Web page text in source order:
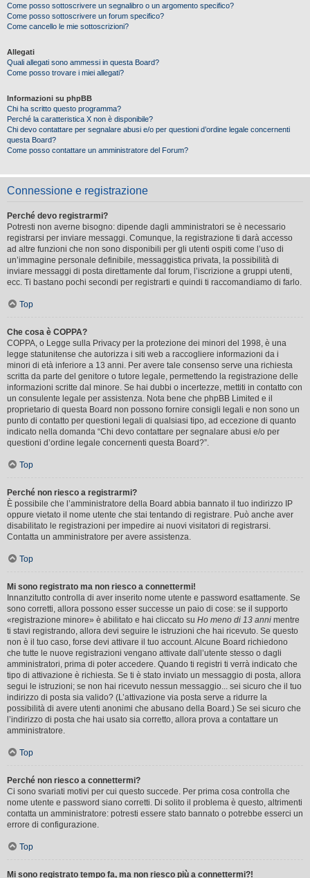
Come posso sottoscrivere un segnalibro o un argomento specifico?
Come posso sottoscrivere un forum specifico?
Come cancello le mie sottoscrizioni?
Allegati
Quali allegati sono ammessi in questa Board?
Come posso trovare i miei allegati?
Informazioni su phpBB
Chi ha scritto questo programma?
Perché la caratteristica X non è disponibile?
Chi devo contattare per segnalare abusi e/o per questioni d’ordine legale concernenti
questa Board?
Come posso contattare un amministratore del Forum?
Connessione e registrazione
Perché devo registrarmi?
Potresti non averne bisogno: dipende dagli amministratori se è necessario
registrarsi per inviare messaggi. Comunque, la registrazione ti darà accesso
ad altre funzioni che non sono disponibili per gli utenti ospiti come l’uso di
un’immagine personale definibile, messaggistica privata, la possibilità di
inviare messaggi di posta direttamente dal forum, l’iscrizione a gruppi utenti,
ecc. Ti bastano pochi secondi per registrarti e quindi ti raccomandiamo di farlo.
Top
Che cosa è COPPA?
COPPA, o Legge sulla Privacy per la protezione dei minori del 1998, è una
legge statunitense che autorizza i siti web a raccogliere informazioni da i
minori di età inferiore a 13 anni. Per avere tale consenso serve una richiesta
scritta da parte del genitore o tutore legale, permettendo la registrazione delle
informazioni scritte dal minore. Se hai dubbi o incertezze, mettiti in contatto con
un consulente legale per assistenza. Nota bene che phpBB Limited e il
proprietario di questa Board non possono fornire consigli legali e non sono un
punto di contatto per questioni legali di qualsiasi tipo, ad eccezione di quanto
indicato nella domanda “Chi devo contattare per segnalare abusi e/o per
questioni d’ordine legale concernenti questa Board?”.
Top
Perché non riesco a registrarmi?
È possibile che l’amministratore della Board abbia bannato il tuo indirizzo IP
oppure vietato il nome utente che stai tentando di registrare. Può anche aver
disabilitato le registrazioni per impedire ai nuovi visitatori di registrarsi.
Contatta un amministratore per avere assistenza.
Top
Mi sono registrato ma non riesco a connettermi!
Innanzitutto controlla di aver inserito nome utente e password esattamente. Se
sono corretti, allora possono esser successe un paio di cose: se il supporto
«registrazione minore» è abilitato e hai cliccato su Ho meno di 13 anni mentre
ti stavi registrando, allora devi seguire le istruzioni che hai ricevuto. Se questo
non è il tuo caso, forse devi attivare il tuo account. Alcune Board richiedono
che tutte le nuove registrazioni vengano attivate dall’utente stesso o dagli
amministratori, prima di poter accedere. Quando ti registri ti verrà indicato che
tipo di attivazione è richiesta. Se ti è stato inviato un messaggio di posta, allora
segui le istruzioni; se non hai ricevuto nessun messaggio... sei sicuro che il tuo
indirizzo di posta sia valido? (L’attivazione via posta serve a ridurre la
possibilità di avere utenti anonimi che abusano della Board.) Se sei sicuro che
l’indirizzo di posta che hai usato sia corretto, allora prova a contattare un
amministratore.
Top
Perché non riesco a connettermi?
Ci sono svariati motivi per cui questo succede. Per prima cosa controlla che
nome utente e password siano corretti. Di solito il problema è questo, altrimenti
contatta un amministratore: potresti essere stato bannato o potrebbe esserci un
errore di configurazione.
Top
Mi sono registrato tempo fa, ma non riesco più a connettermi?!